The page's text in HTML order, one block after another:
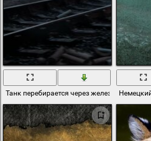
Танк перебирается через